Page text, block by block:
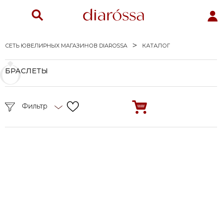
СЕТЬ ЮВЕЛИРНЫХ МАГАЗИНОВ DIAROSSA КАТАЛОГ
БРАСЛЕТЫ
Фильтр